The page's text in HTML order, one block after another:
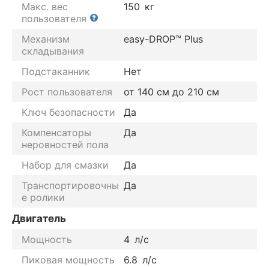
Макс. вес
пользователя
150 кг
Механизм
складывания
easy-DROP™ Plus
Подстаканник
Нет
Рост пользователя
от 140 см до 210 см
Ключ безопасности
Да
Компенсаторы
неровностей пола
Да
Набор для смазки
Да
Транспортировочны
е ролики
Да
Двигатель
Мощность
4 л/с
Пиковая мощность
6.8 л/с